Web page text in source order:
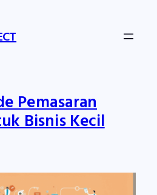
Pemasaran
Bisnis Kecil